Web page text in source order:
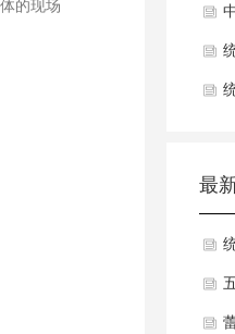
的现场
最